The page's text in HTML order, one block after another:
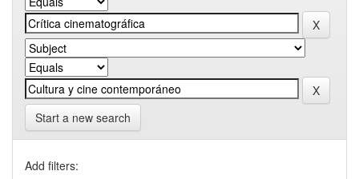
Start a new search
Add filters: